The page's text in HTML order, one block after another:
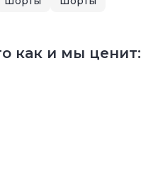
как и мы ценит: